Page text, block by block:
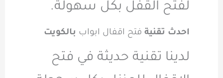
لفتح القفل بكل سهولة.
احدث تقنية فتح اقفال ابواب بالكويت
لدينا تقنية حديثة في فتح